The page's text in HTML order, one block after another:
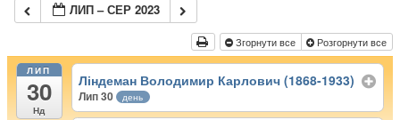
ЛИП – СЕР 2023
Згорнути все Розгорнути все
ЛИП
30
Нд
Ліндеман Володимир Карлович (1868-1933)
Лип 30 день